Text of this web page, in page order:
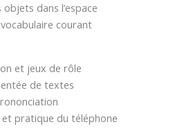
dans l’espace
courant
et jeux de rôle
de textes
et pratique du téléphone